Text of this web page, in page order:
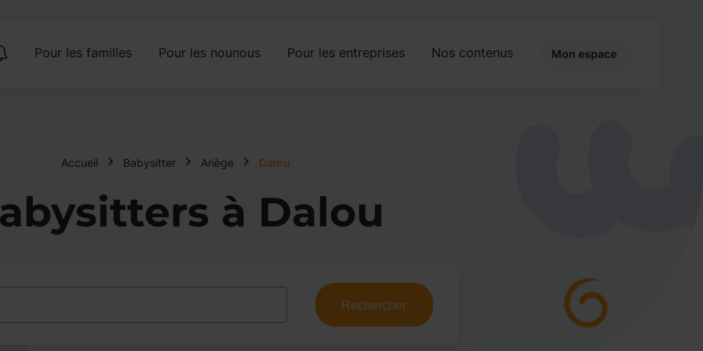
Pour les familles Pour les nounous Pour les entreprises Nos contenus Mon espace
Accueil Babysitter Ariège Dalou
à Dalou
Rechercher